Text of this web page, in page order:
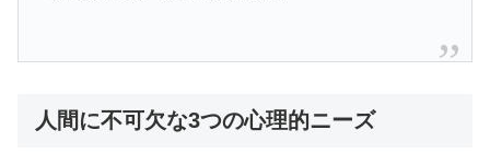
人間に不可欠な3つの心理的ニーズ